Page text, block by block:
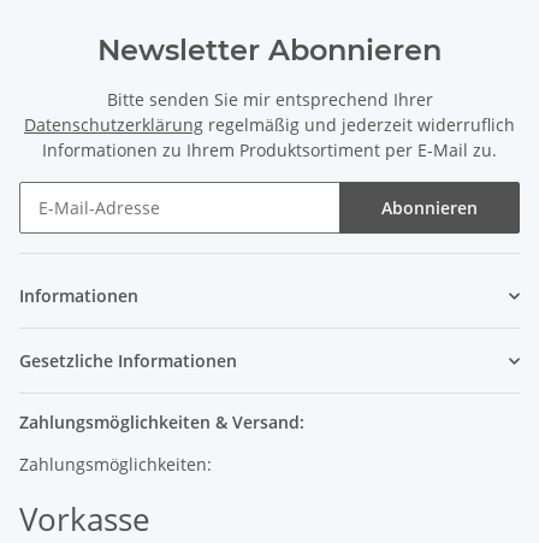
Newsletter Abonnieren
Bitte senden Sie mir entsprechend Ihrer
Datenschutzerklärung regelmäßig und jederzeit widerruflich
Informationen zu Ihrem Produktsortiment per E-Mail zu.
Abonnieren
Informationen
Gesetzliche Informationen
Zahlungsmöglichkeiten & Versand:
Zahlungsmöglichkeiten:
Vorkasse